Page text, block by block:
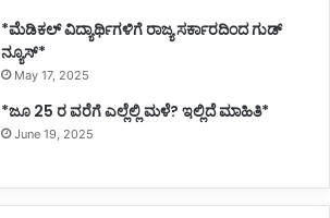
*ಮೆಡಿಕಲ್ ವಿದ್ಯಾರ್ಥಿಗಳಿಗೆ ರಾಜ್ಯ ಸರ್ಕಾರದಿಂದ ಗುಡ್
ನ್ಯೂಸ್*
May 17, 2025
*ಜೂ 25 ರ ವರೆಗೆ ಎಲ್ಲೆಲ್ಲಿ ಮಳೆ? ಇಲ್ಲಿದೆ ಮಾಹಿತಿ*
June 19, 2025